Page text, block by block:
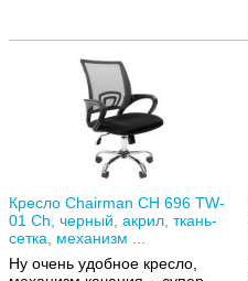
Кресло Chairman CH 696 TW-
01 Ch, черный, акрил, ткань-
сетка, механизм ...
Ну очень удобное кресло,